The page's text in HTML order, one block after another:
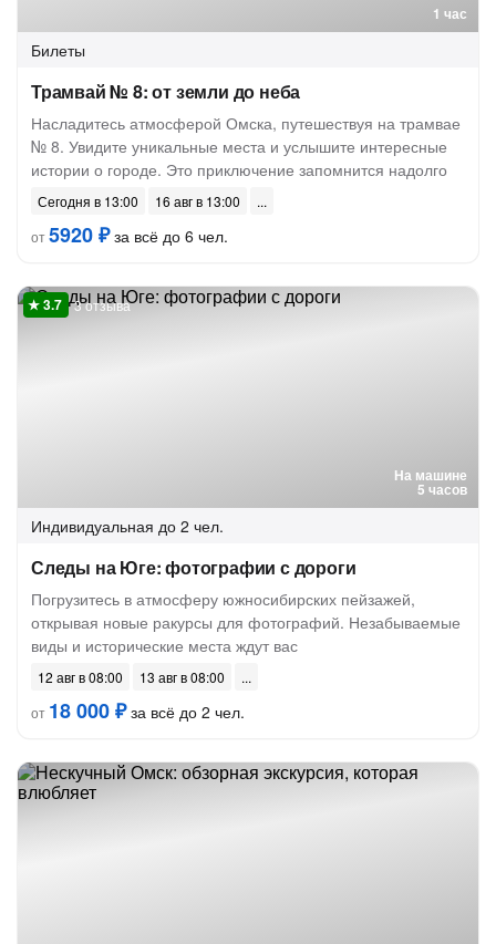
1 час
Билеты
Трамвай № 8: от земли до неба
Насладитесь атмосферой Омска, путешествуя на трамвае
№ 8. Увидите уникальные места и услышите интересные
истории о городе. Это приключение запомнится надолго
Сегодня в 13:00
16 авг в 13:00
от5920 ₽за всё до 6 чел.
На машине
5 часов
3 отзыва
Индивидуальная до 2 чел.
Следы на Юге: фотографии с дороги
Погрузитесь в атмосферу южносибирских пейзажей,
открывая новые ракурсы для фотографий. Незабываемые
виды и исторические места ждут вас
12 авг в 08:00
13 авг в 08:00
от 18 000 ₽за всё до 2 чел.